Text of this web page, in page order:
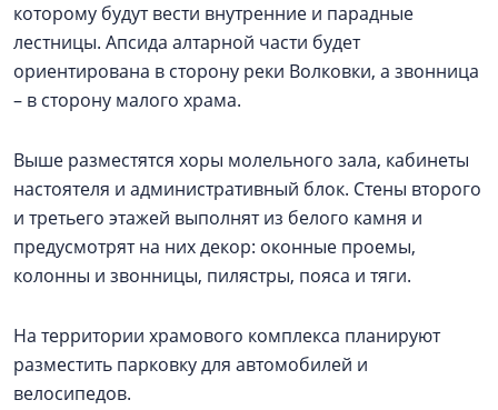
которому будут вести внутренние и парадные
лестницы. Апсида алтарной части будет
ориентирована в сторону реки Волковки, а звонница
– в сторону малого храма.
Выше разместятся хоры молельного зала, кабинеты
настоятеля и административный блок. Стены второго
и третьего этажей выполнят из белого камня и
предусмотрят на них декор: оконные проемы,
колонны и звонницы, пилястры, пояса и тяги.
На территории храмового комплекса планируют
разместить парковку для автомобилей и
велосипедов.